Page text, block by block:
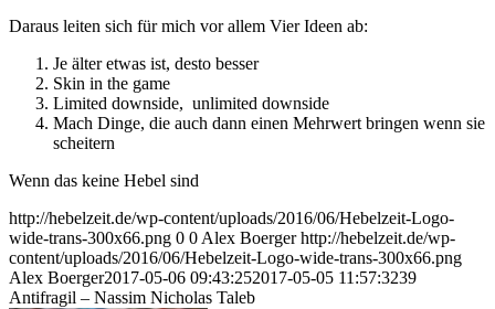
Daraus leiten sich für mich vor allem Vier Ideen ab:
Je älter etwas ist, desto besser
Skin in the game
Limited downside, unlimited downside
Mach Dinge, die auch dann einen Mehrwert bringen wenn sie
scheitern
Wenn das keine Hebel sind
http://hebelzeit.de/wp-content/uploads/2016/06/Hebelzeit-Logo-
wide-trans-300x66.png 0 0Alex Boerger http://hebelzeit.de/wp-
content/uploads/2016/06/Hebelzeit-Logo-wide-trans-300x66.png
Alex Boerger2017-05-06 09:43:252017-05-05 11:57:3239
Antifragil – Nassim Nicholas Taleb